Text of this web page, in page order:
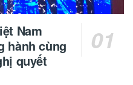
Nam
hành cùng
quyết